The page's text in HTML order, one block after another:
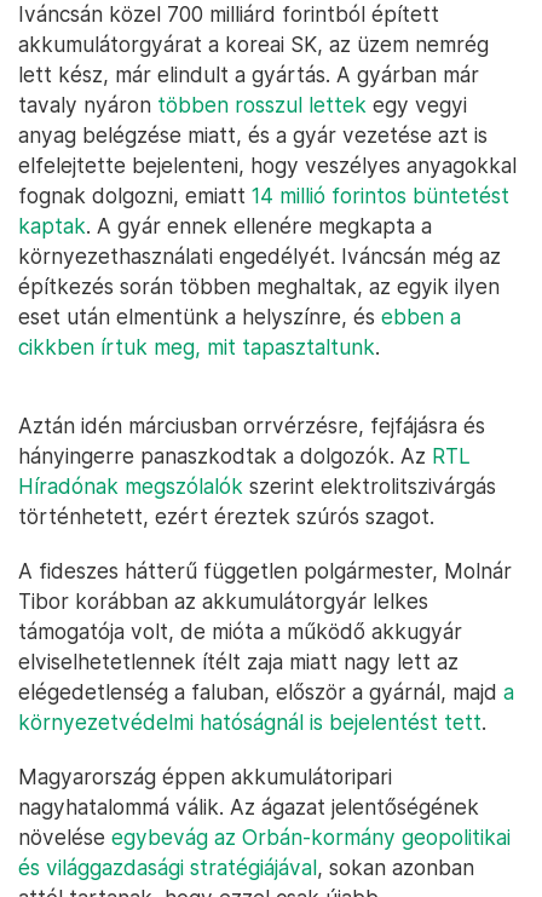
Iváncsán közel 700 milliárd forintból épített
akkumulátorgyárat a koreai SK, az üzem nemrég
lett kész, már elindult a gyártás. A gyárban már
tavaly nyáron többen rosszul lettek egy vegyi
anyag belégzése miatt, és a gyár vezetése azt is
elfelejtette bejelenteni, hogy veszélyes anyagokkal
fognak dolgozni, emiatt 14 millió forintos büntetést
kaptak. A gyár ennek ellenére megkapta a
környezethasználati engedélyét. Iváncsán még az
építkezés során többen meghaltak, az egyik ilyen
eset után elmentünk a helyszínre, és ebben a
cikkben írtuk meg, mit tapasztaltunk.
Aztán idén márciusban orrvérzésre, fejfájásra és
hányingerre panaszkodtak a dolgozók. Az RTL
Híradónak megszólalók szerint elektrolitszivárgás
történhetett, ezért éreztek szúrós szagot.
A fideszes hátterű független polgármester, Molnár
Tibor korábban az akkumulátorgyár lelkes
támogatója volt, de mióta a működő akkugyár
elviselhetetlennek ítélt zaja miatt nagy lett az
elégedetlenség a faluban, először a gyárnál, majd a
környezetvédelmi hatóságnál is bejelentést tett.
Magyarország éppen akkumulátoripari
nagyhatalommá válik. Az ágazat jelentőségének
növelése egybevág az Orbán-kormány geopolitikai
és világgazdasági stratégiájával, sokan azonban